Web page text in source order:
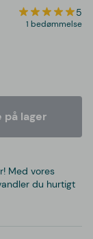
5
1 bedømmelse
på lager
Med vores
du hurtigt